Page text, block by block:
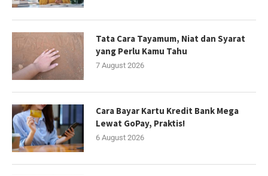
Tata Cara Tayamum, Niat dan Syarat
yang Perlu Kamu Tahu
7 August 2026
Cara Bayar Kartu Kredit Bank Mega
Lewat GoPay, Praktis!
6 August 2026